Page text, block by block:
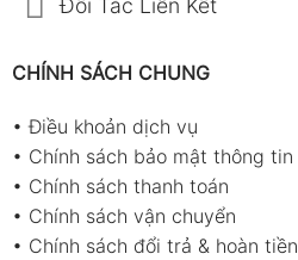
CHÍNH SÁCH CHUNG
•Điều khoản dịch vụ
• Chính sách bảo mật thông tin
• Chính sách thanh toán
• Chính sách vận chuyển
• Chính sách đổi trả & hoàn tiền